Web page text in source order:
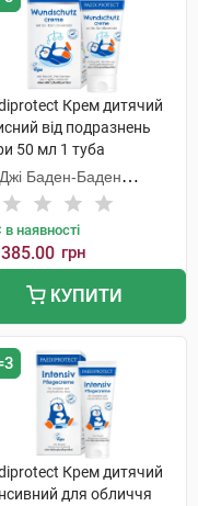
Крем дитячий
від подразнень
50 мл 1 туба
Баден-Баден
Груп Гмбх
в наявності
385.00 грн
КУПИТИ
Крем дитячий
для обличчя